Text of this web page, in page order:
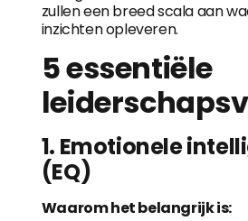
zullen een breed scala aan
inzichten opleveren.
5 essentiële
1. Emotionele
(EQ)
Waarom het belangrijk is: